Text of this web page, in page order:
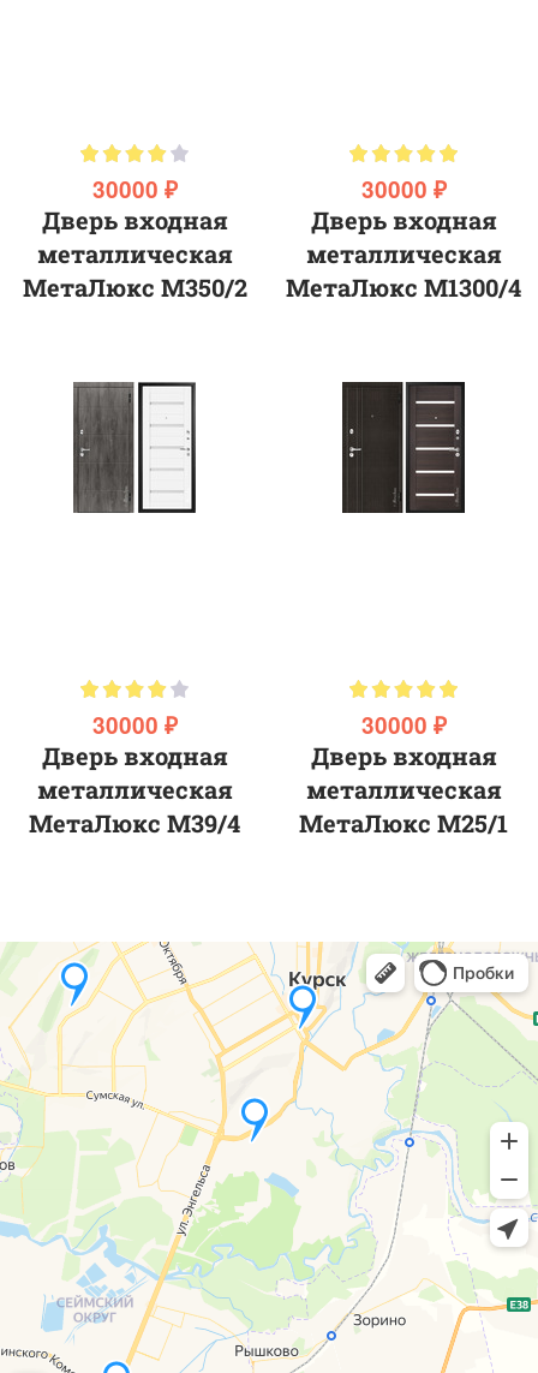
30000 ₽
Дверь входная
металлическая
МетаЛюкс М350/2
30000 ₽
Дверь входная
металлическая
МетаЛюкс М1300/4
30000 ₽
Дверь входная
металлическая
МетаЛюкс M39/4
30000 ₽
Дверь входная
металлическая
МетаЛюкс M25/1